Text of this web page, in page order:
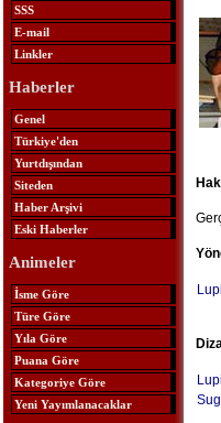
SSS
E-mail
Linkler
Haberler
Genel
Türkiye'den
Yurtdışından
Siteden
Haber Arşivi
Eski Haberler
Animeler
İsme Göre
Türe Göre
Yıla Göre
Puana Göre
Kategoriye Göre
Yeni Yayımlanacaklar